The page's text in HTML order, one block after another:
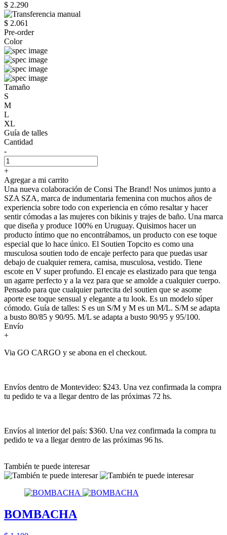
$ 2.290
$ 2.061
Pre-order
Color
Tamaño
S
M
L
XL
Guía de talles
Cantidad
-
+
Agregar a mi carrito
Una nueva colaboración de Consi The Brand! Nos unimos junto a
SZA SZA, marca de indumentaria femenina con muchos años de
experiencia sobre todo con experiencia en cómo resaltar y hacer
sentir cómodas a las mujeres con bikinis y trajes de baño. Una marca
que diseña y produce 100% en Uruguay. Quisimos hacer un
producto íntimo que no encontrábamos, un producto con ese toque
especial que lo hace único. El Soutien Topcito es como una
musculosa soutien todo de encaje perfecto para que puedas usar
debajo de cualquier remera, camisa, musculosa, vestido. Tiene
escote en V super profundo. El encaje es elastizado para que tenga
un agarre perfecto y a la vez para que se amolde a cualquier cuerpo.
Pensado para que cualquier partecita del soutien que se asome
aporte ese toque sensual y elegante a tu look. Es un modelo súper
cómodo. Guía de talles: S es un S/M y M es un M/L. S/M se adapta
a busto 80/85 y 90/95. M/L se adapta a busto 90/95 y 95/100.
Envío
+
Via GO CARGO y se abona en el checkout.
Envíos dentro de Montevideo: $243. Una vez confirmada la compra
tu pedido te va a llegar dentro de las próximas 72 hs.
Envíos al interior del país: $360. Una vez confirmada la compra tu
pedido te va a llegar dentro de las próximas 96 hs.
También te puede interesar
BOMBACHA